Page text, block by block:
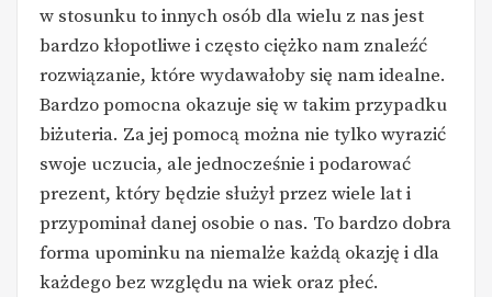
w stosunku to innych osób dla wielu z nas jest
bardzo kłopotliwe i często ciężko nam znaleźć
rozwiązanie, które wydawałoby się nam idealne.
Bardzo pomocna okazuje się w takim przypadku
biżuteria. Za jej pomocą można nie tylko wyrazić
swoje uczucia, ale jednocześnie i podarować
prezent, który będzie służył przez wiele lat i
przypominał danej osobie o nas. To bardzo dobra
forma upominku na niemalże każdą okazję i dla
każdego bez względu na wiek oraz płeć.